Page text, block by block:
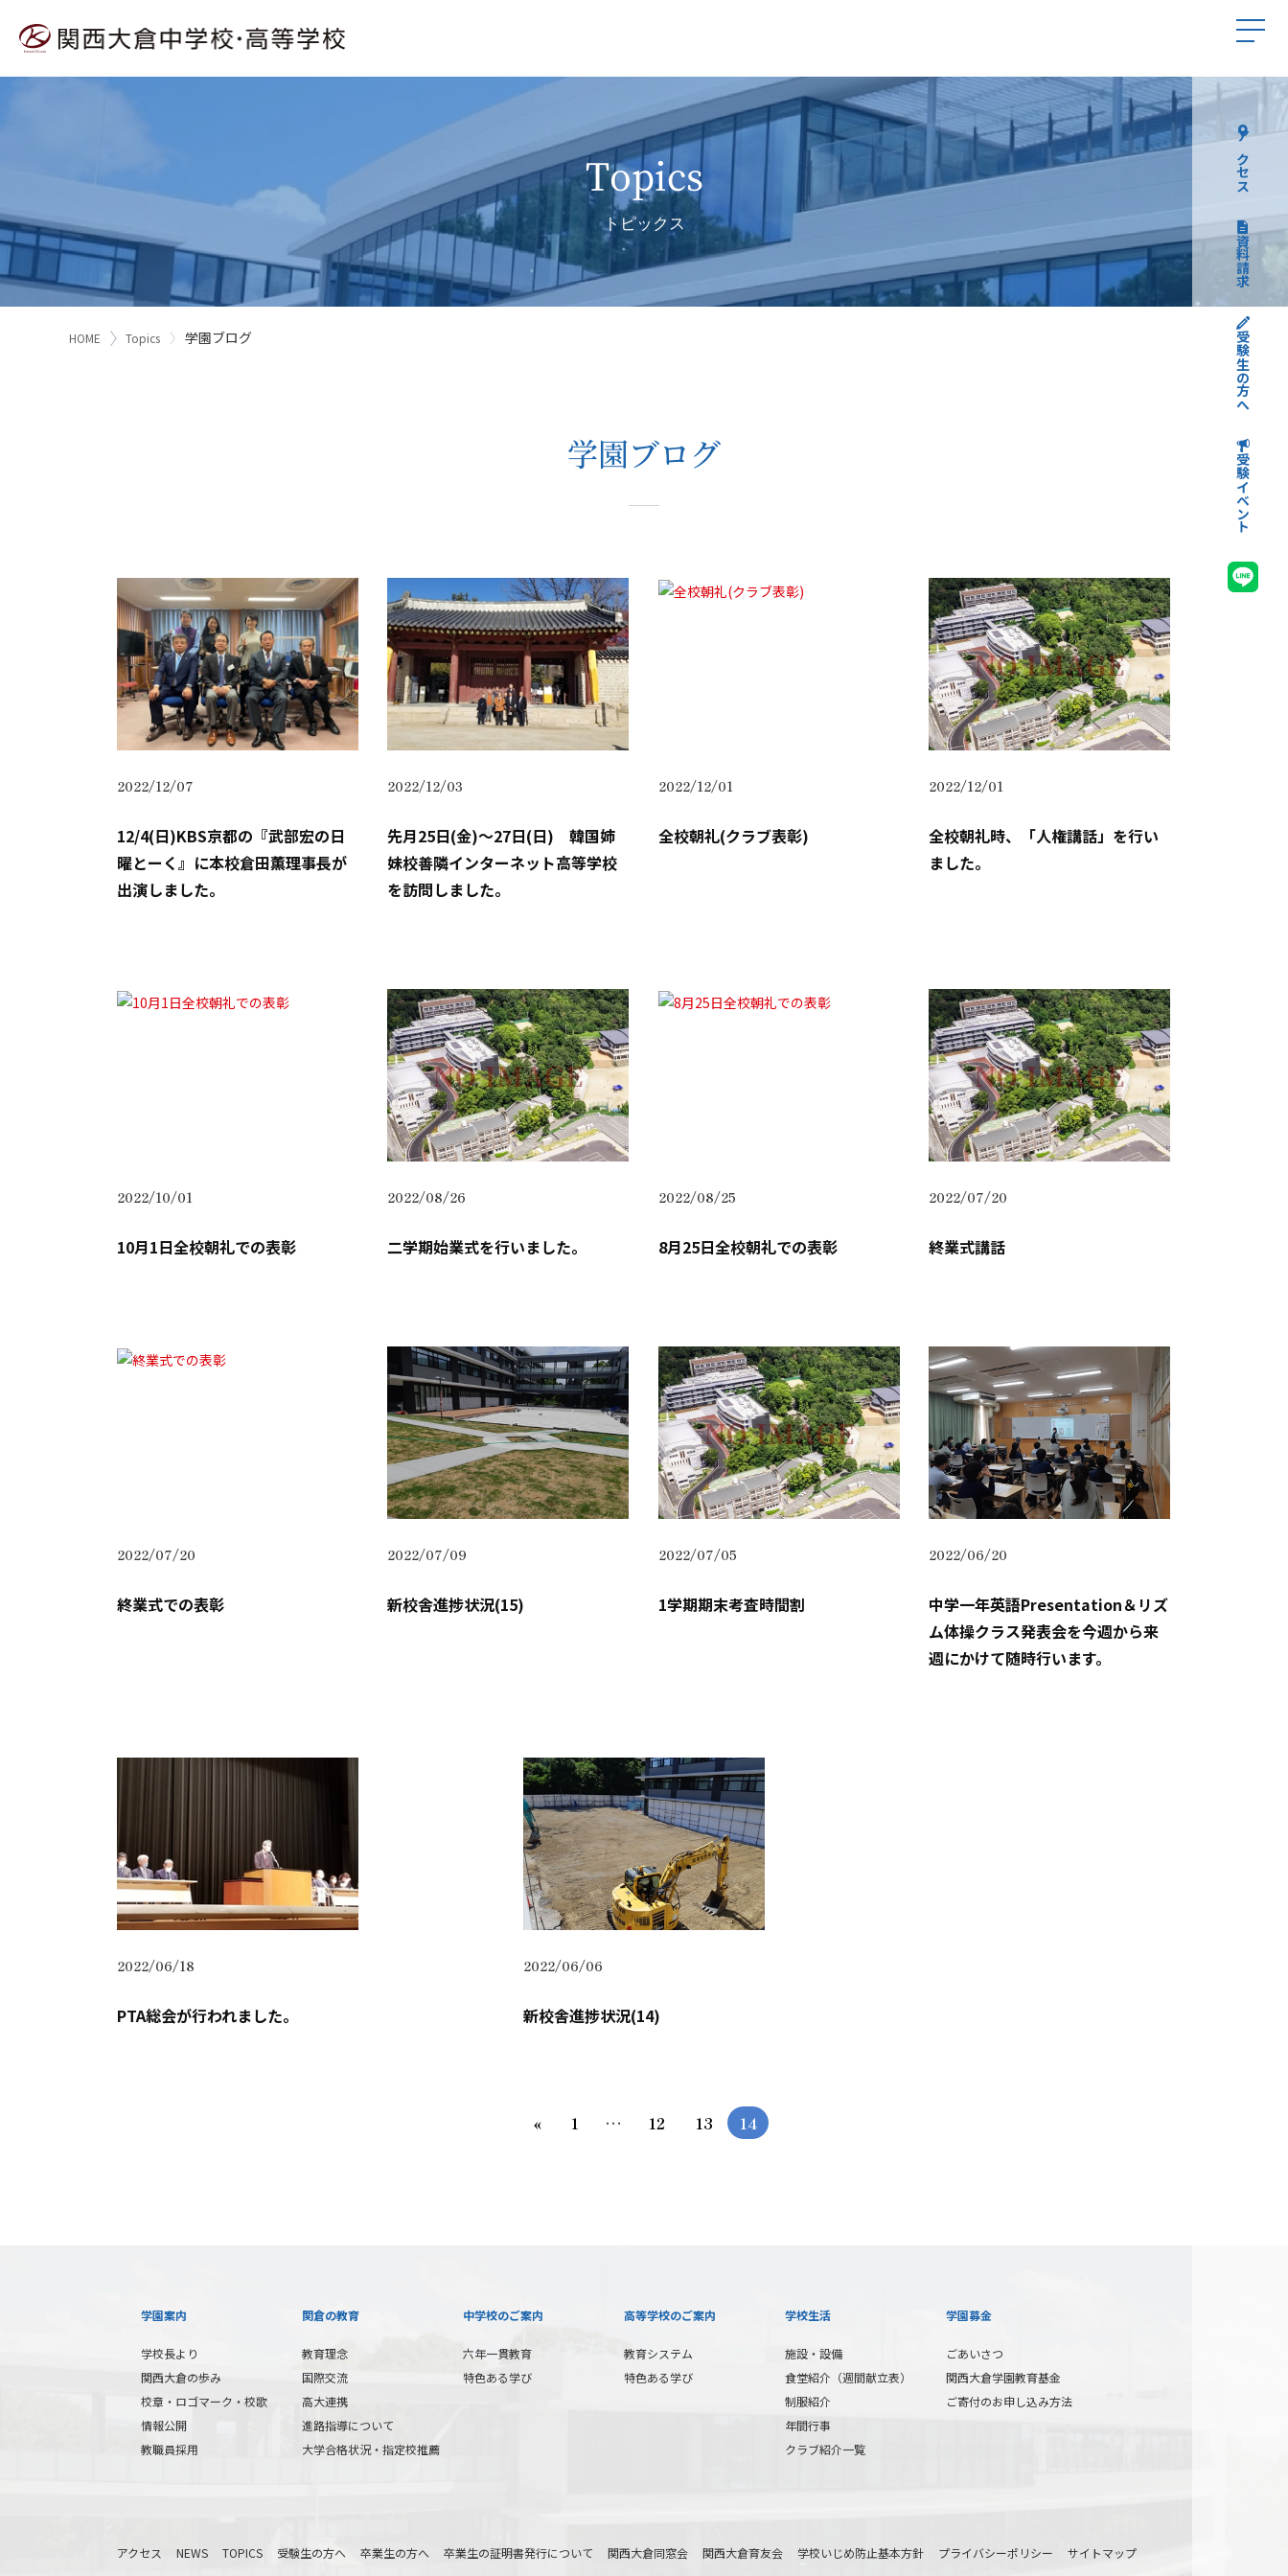
アクセス
資料請求
受験生の方へ
受験イベント
Topics
トピックス
HOME Topics 学園ブログ
学園ブログ
2022/12/07
12/4(日)KBS京都の『武部宏の日
曜とーく』に本校倉田薫理事長が
出演しました。
2022/12/03
先月25日(金)～27日(日) 韓国姉
妹校善隣インターネット高等学校
を訪問しました。
2022/12/01
全校朝礼(クラブ表彰)
2022/12/01
全校朝礼時、「人権講話」を行い
ました。
2022/10/01
10月1日全校朝礼での表彰
2022/08/26
二学期始業式を行いました。
2022/08/25
8月25日全校朝礼での表彰
2022/07/20
終業式講話
2022/07/20
終業式での表彰
2022/07/09
新校舎進捗状況(15)
2022/07/05
1学期期末考査時間割
2022/06/20
中学一年英語Presentation＆リズ
ム体操クラス発表会を今週から来
週にかけて随時行います。
2022/06/18
PTA総会が行われました。
2022/06/06
新校舎進捗状況(14)
« 1 … 12 13 14
学園案内
学校長より
関西大倉の歩み
校章・ロゴマーク・校歌
情報公開
教職員採用
関倉の教育
教育理念
国際交流
高大連携
進路指導について
大学合格状況・指定校推薦
中学校のご案内
六年一貫教育
特色ある学び
高等学校のご案内
教育システム
特色ある学び
学校生活
施設・設備
食堂紹介（週間献立表）
制服紹介
年間行事
クラブ紹介一覧
学園募金
ごあいさつ
関西大倉学園教育基金
ご寄付のお申し込み方法
アクセス NEWS TOPICS 受験生の方へ 卒業生の方へ 卒業生の証明書発行について 関西大倉同窓会 関西大倉育友会 学校いじめ防止基本方針 プライバシーポリシー サイトマップ